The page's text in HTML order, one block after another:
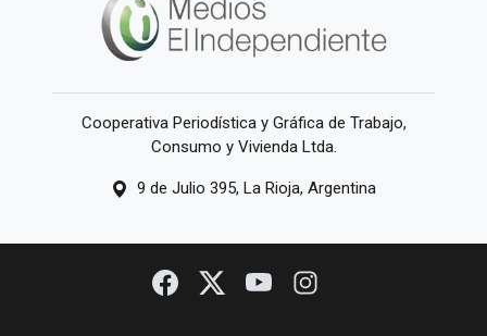
Cooperativa Periodística y Gráfica de Trabajo,
Consumo y Vivienda Ltda.
9 de Julio 395, La Rioja, Argentina